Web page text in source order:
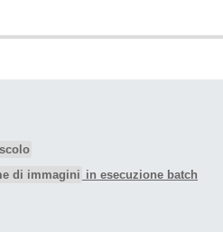
di immagini in esecuzione batch